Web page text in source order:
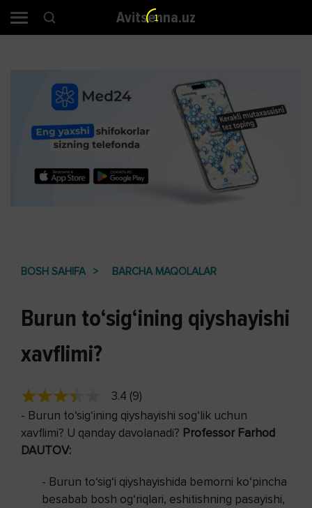
Avitsenna.uz
BOSH SAHIFA BARCHA MAQOLALAR
Burun to‘sig‘ining qiyshayishi
xavflimi?
3.4 (9)
- Burun to‘sig‘ining qiyshayishi sog‘lik uchun
xavflimi? U qanday davolanadi? Professor Farhod
DAUTOV:
- Burun to‘sig‘i qiyshayishida bemorni ko‘pincha
besabab bosh og‘riqlari, eshitishning pasayishi,
1